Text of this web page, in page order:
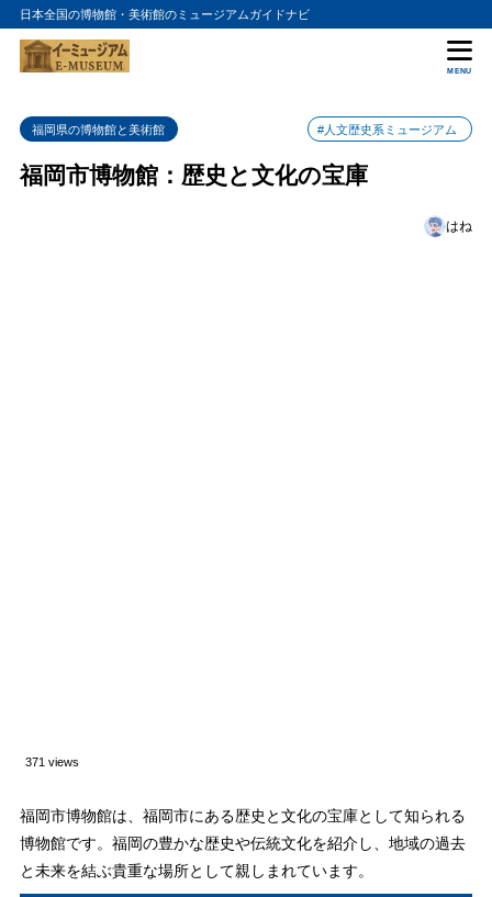
日本全国の博物館・美術館のミュージアムガイドナビ
MENU
福岡県の博物館と美術館 #人文歴史系ミュージアム
福岡市博物館：歴史と文化の宝庫
はね
371 views
福岡市博物館は、福岡市にある歴史と文化の宝庫として知られる
博物館です。福岡の豊かな歴史や伝統文化を紹介し、地域の過去
と未来を結ぶ貴重な場所として親しまれています。
目次
1 博物館の特徴
まとめ